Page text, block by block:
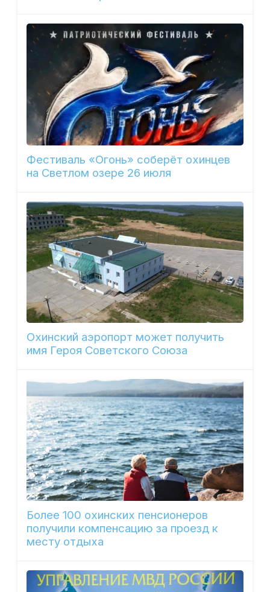
Фестиваль «Огонь» соберёт охинцев
на Светлом озере 26 июля
Охинский аэропорт может получить
имя Героя Советского Союза
Более 100 охинских пенсионеров
получили компенсацию за проезд к
месту отдыха